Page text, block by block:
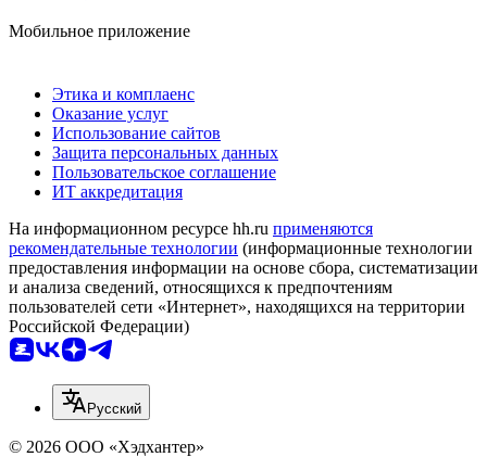
Мобильное приложение
Этика и комплаенс
Оказание услуг
Использование сайтов
Защита персональных данных
Пользовательское соглашение
ИТ аккредитация
На информационном ресурсе hh.ru применяются
рекомендательные технологии (информационные технологии
предоставления информации на основе сбора, систематизации
и анализа сведений, относящихся к предпочтениям
пользователей сети «Интернет», находящихся на территории
Российской Федерации)
Русский
© 2026 ООО «Хэдхантер»